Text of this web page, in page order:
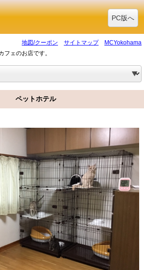
PC版へ
地図/クーポン サイトマップ
MCYokohama
フェのお店です。
ペットホテル